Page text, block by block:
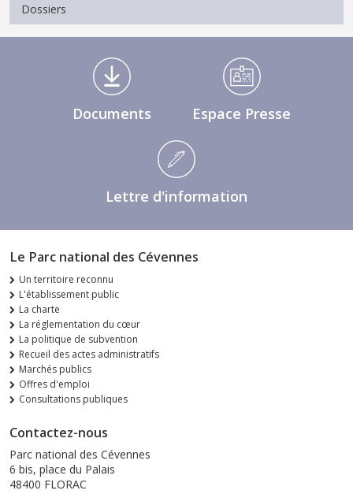
Dossiers
Médiathèque Footer
Documents Espace Presse
Lettre d'information
Le Parc national des Cévennes
Un territoire reconnu
L'établissement public
La charte
La réglementation du cœur
La politique de subvention
Recueil des actes administratifs
Marchés publics
Offres d'emploi
Consultations publiques
Contactez-nous
Parc national des Cévennes
6 bis, place du Palais
48400 FLORAC